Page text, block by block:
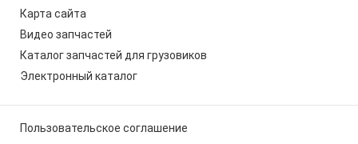
Карта сайта
Видео запчастей
Каталог запчастей для грузовиков
Электронный каталог
Пользовательское соглашение